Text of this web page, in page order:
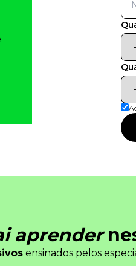
aprender
ensinados pelos